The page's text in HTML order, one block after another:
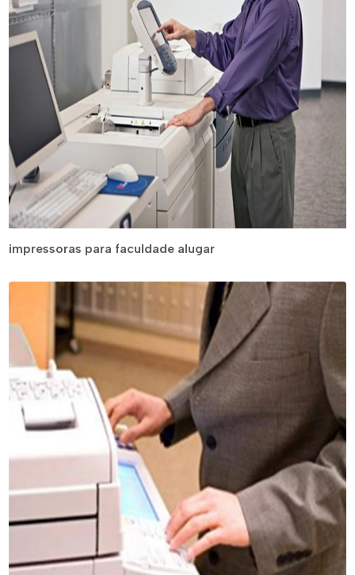
impressoras para faculdade alugar